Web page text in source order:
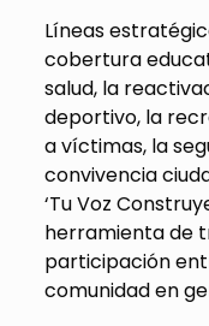
Líneas
cobertura
salud, la
deportivo, la
a víctimas, la
convivencia
‘Tu Voz
herramienta de
participación
comunidad en